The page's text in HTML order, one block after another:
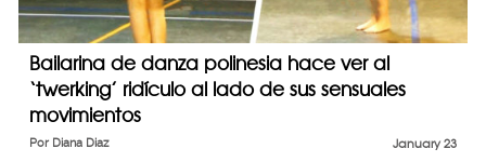
Bailarina de danza polinesia hace ver al
‘twerking’ ridículo al lado de sus sensuales
movimientos
January 23
Por Diana Diaz